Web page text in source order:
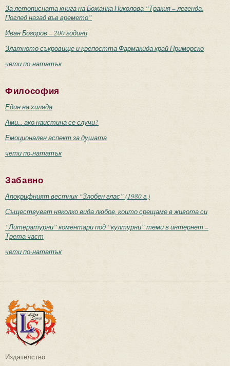
За летописната книга на Божанка Николова “Тракия – легенда.
Поглед назад във времето”
Иван Богоров – 200 години
Златното съкровище и крепостта Фармакида край Приморско
чети по-нататък
Философия
Един на хиляда
Ами... ако наистина се случи?
Емоционален аспект за душата
чети по-нататък
Забавно
Апокрифният вестник “Злобен глас” (1980 г.)
Съществуват няколко вида любов, които срещаме в живота си
“Литературни” коментари под “културни” теми в интернет –
Трета част
чети по-нататък
Издателство